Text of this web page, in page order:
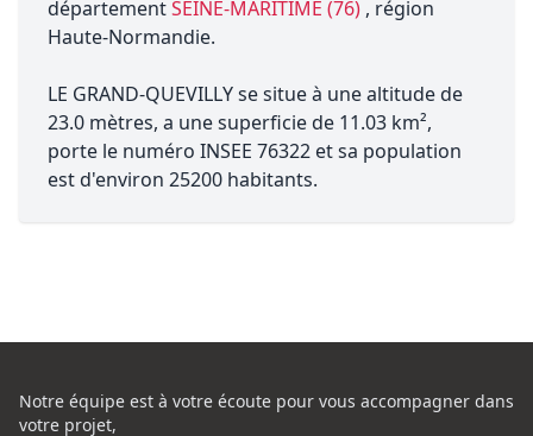
départementSEINE-MARITIME (76) , région
Haute-Normandie.
LE GRAND-QUEVILLY se situe à une altitude de
23.0 mètres, a une superficie de 11.03 km²,
porte le numéro INSEE 76322 et sa population
est d'environ 25200 habitants.
Notre équipe est à votre écoute pour vous accompagner dans
votre projet,